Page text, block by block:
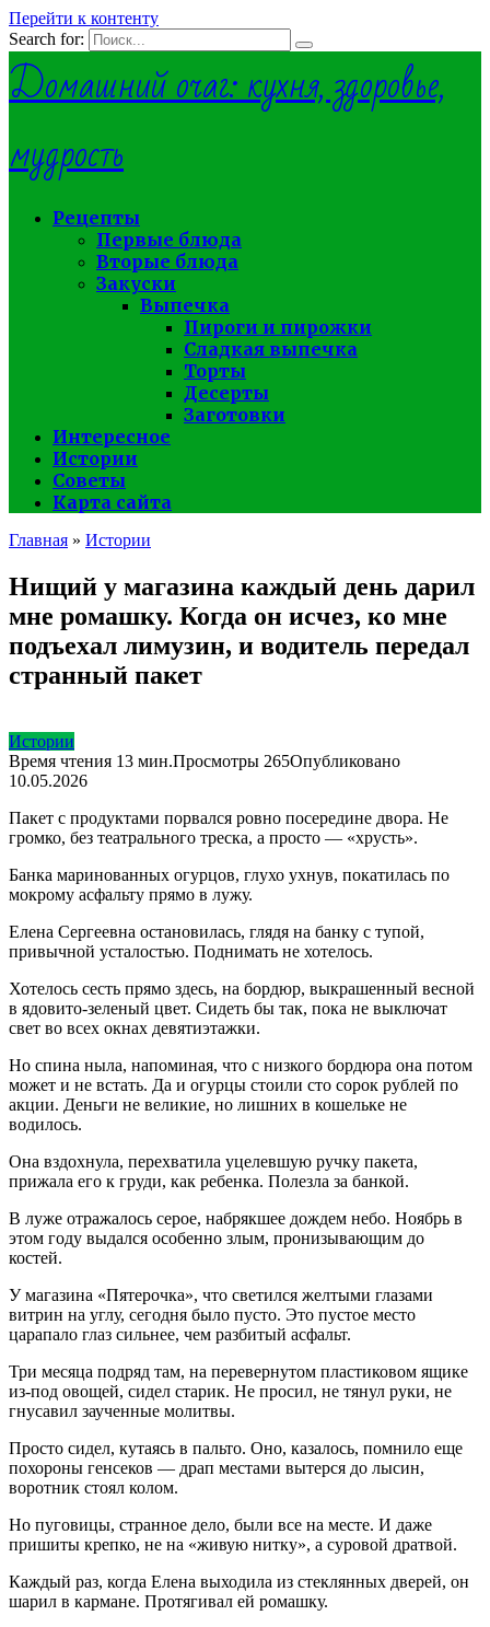
Перейти к контенту
Search for:
Домашний очаг: кухня, здоровье,
мудрость
Рецепты
Первые блюда
Вторые блюда
Закуски
Выпечка
Пироги и пирожки
Сладкая выпечка
Торты
Десерты
Заготовки
Интересное
Истории
Советы
Карта сайта
Главная » Истории
Нищий у магазина каждый день дарил
мне ромашку. Когда он исчез, ко мне
подъехал лимузин, и водитель передал
странный пакет
Истории
Время чтения 13 мин.Просмотры 265Опубликовано
10.05.2026
Пакет с продуктами порвался ровно посередине двора. Не
громко, без театрального треска, а просто — «хрусть».
Банка маринованных огурцов, глухо ухнув, покатилась по
мокрому асфальту прямо в лужу.
Елена Сергеевна остановилась, глядя на банку с тупой,
привычной усталостью. Поднимать не хотелось.
Хотелось сесть прямо здесь, на бордюр, выкрашенный весной
в ядовито-зеленый цвет. Сидеть бы так, пока не выключат
свет во всех окнах девятиэтажки.
Но спина ныла, напоминая, что с низкого бордюра она потом
может и не встать. Да и огурцы стоили сто сорок рублей по
акции. Деньги не великие, но лишних в кошельке не
водилось.
Она вздохнула, перехватила уцелевшую ручку пакета,
прижала его к груди, как ребенка. Полезла за банкой.
В луже отражалось серое, набрякшее дождем небо. Ноябрь в
этом году выдался особенно злым, пронизывающим до
костей.
У магазина «Пятерочка», что светился желтыми глазами
витрин на углу, сегодня было пусто. Это пустое место
царапало глаз сильнее, чем разбитый асфальт.
Три месяца подряд там, на перевернутом пластиковом ящике
из-под овощей, сидел старик. Не просил, не тянул руки, не
гнусавил заученные молитвы.
Просто сидел, кутаясь в пальто. Оно, казалось, помнило еще
похороны генсеков — драп местами вытерся до лысин,
воротник стоял колом.
Но пуговицы, странное дело, были все на месте. И даже
пришиты крепко, не на «живую нитку», а суровой дратвой.
Каждый раз, когда Елена выходила из стеклянных дверей, он
шарил в кармане. Протягивал ей ромашку.